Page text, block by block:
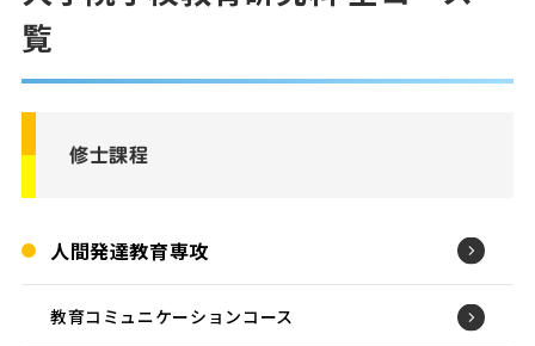
覧
修士課程
人間発達教育専攻
教育コミュニケーションコース